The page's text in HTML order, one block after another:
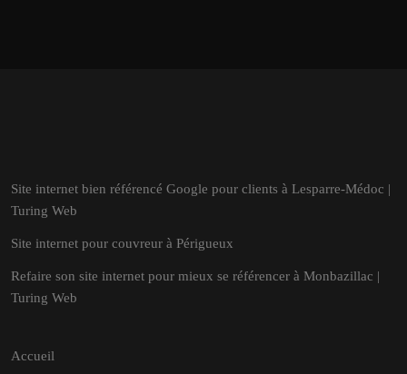
Site internet bien référencé Google pour clients à Lesparre-Médoc |
Turing Web
Site internet pour couvreur à Périgueux
Refaire son site internet pour mieux se référencer à Monbazillac |
Turing Web
Accueil